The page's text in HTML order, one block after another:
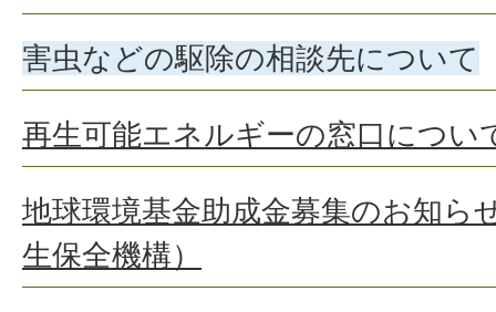
害虫などの駆除の相談先について
再生可能エネルギーの窓口につい
地球環境基金助成金募集のお知ら
生保全機構）